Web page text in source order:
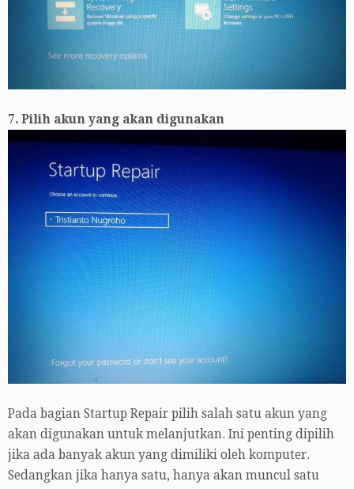
7. Pilih akun yang akan digunakan
Pada bagian Startup Repair pilih salah satu akun yang
akan digunakan untuk melanjutkan. Ini penting dipilih
jika ada banyak akun yang dimiliki oleh komputer.
Sedangkan jika hanya satu, hanya akan muncul satu